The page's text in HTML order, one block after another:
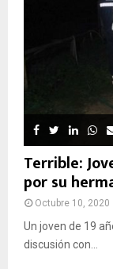
Terrible:
por su
Octubre 10, 2020
Un joven de 19
discusión con...